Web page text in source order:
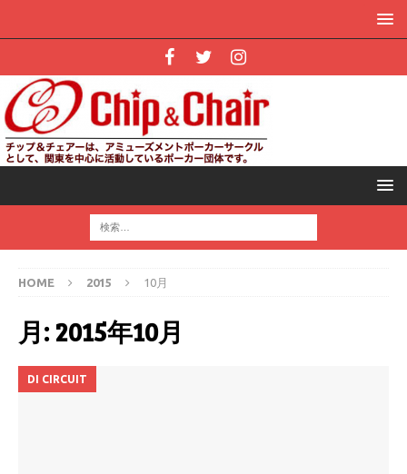
HOME 2015 10月
月:2015年10月
DI CIRCUIT